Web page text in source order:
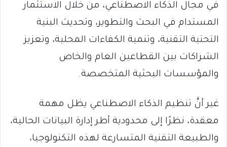
في مجال الذكاء الاصطناعي، من خلال الاستثمار
المستدام في البحث والتطوير، وتحديث البنية
التحتية التقنية، وتنمية الكفاءات المحلية، وتعزيز
الشراكات بين القطاعين العام والخاص
والمؤسسات البحثية المتخصصة.
غير أنَّ تنظيم الذكاء الاصطناعي يظل مهمة
معقدة، نظرًا إلى محدودية أطر إدارة البيانات الحالية،
والطبيعة التقنية المتسارعة لهذه التكنولوجيا،